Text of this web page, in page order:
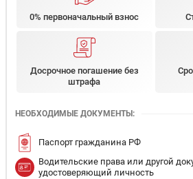
0% первоначальный взнос
Досрочное погашение без
штрафа
НЕОБХОДИМЫЕ ДОКУМЕНТЫ:
Паспорт гражданина РФ
Водительские права или другой
удостоверяющий личность